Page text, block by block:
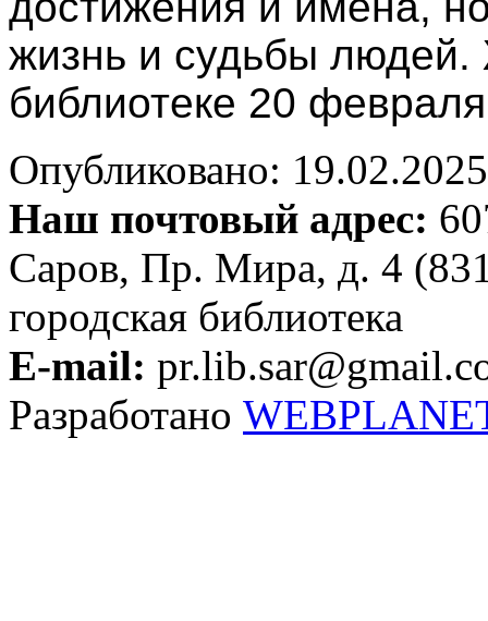
жизнь и судьбы
библиотеке 20
Опубликовано:
Наш почтовый адрес:
Саров, Пр. Мира, д. 4
городская библиотека
E-mail:
Разработано